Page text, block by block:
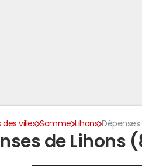
des villes Somme Lihons Dépenses
de Lihons